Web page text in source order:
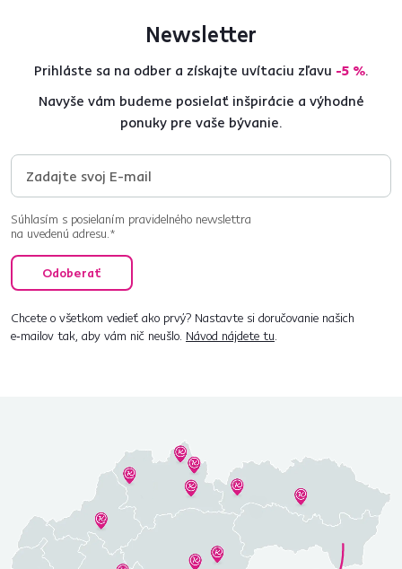
Newsletter
Prihláste sa na odber a získajte uvítaciu zľavu -5 %.
Navyše vám budeme posielať inšpirácie a výhodné
ponuky pre vaše bývanie.
Súhlasím s posielaním pravidelného newslettra
na uvedenú adresu.*
Odoberať
Chcete o všetkom vedieť ako prvý? Nastavte si doručovanie našich
e‑mailov tak, aby vám nič neušlo. Návod nájdete tu.